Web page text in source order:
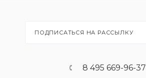
ПОДПИСАТЬСЯ НА РАССЫЛКУ
8 495 669-96-37